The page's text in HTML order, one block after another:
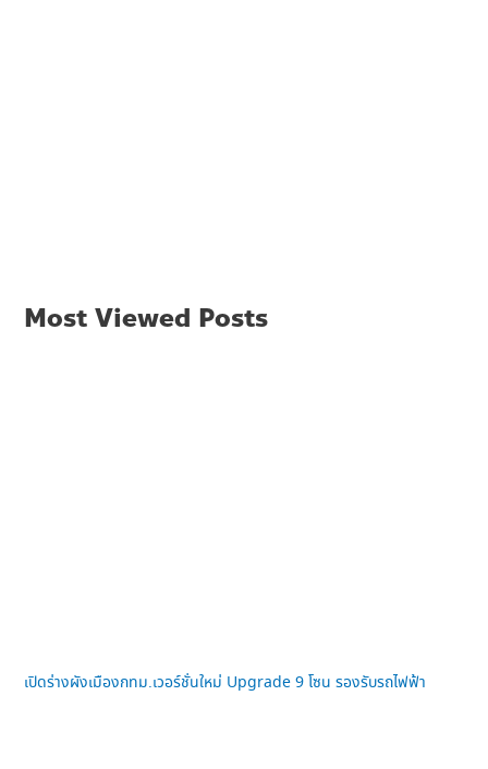
Most Viewed Posts
เปิดร่างผังเมืองกทม.เวอร์ชั่นใหม่ Upgrade 9 โซน รองรับรถไฟฟ้า